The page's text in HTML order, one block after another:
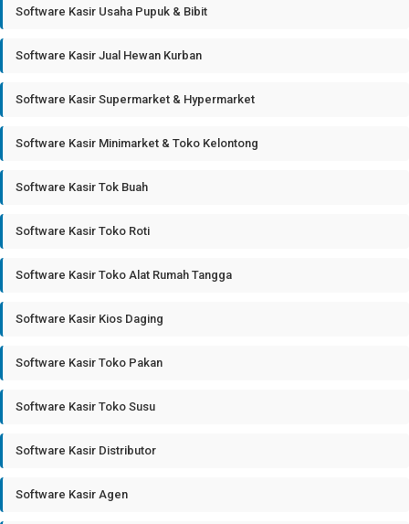
Software Kasir Usaha Pupuk & Bibit
Software Kasir Jual Hewan Kurban
Software Kasir Supermarket & Hypermarket
Software Kasir Minimarket & Toko Kelontong
Software Kasir Tok Buah
Software Kasir Toko Roti
Software Kasir Toko Alat Rumah Tangga
Software Kasir Kios Daging
Software Kasir Toko Pakan
Software Kasir Toko Susu
Software Kasir Distributor
Software Kasir Agen